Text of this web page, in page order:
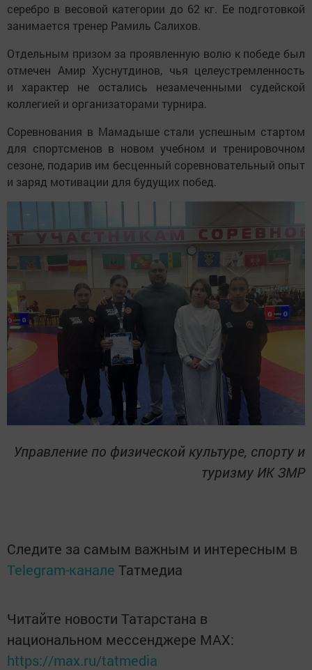
серебро в весовой категории до 62 кг. Ее подготовкой
занимается тренер Рамиль Салихов.
Отдельным призом за проявленную волю к победе был
отмечен Амир Хуснутдинов, чья целеустремленность
и характер не остались незамеченными судейской
коллегией и организаторами турнира.
Соревнования в Мамадыше стали успешным стартом
для спортсменов в новом учебном и тренировочном
сезоне, подарив им бесценный соревновательный опыт
и заряд мотивации для будущих побед.
Управление по физической культуре, спорту и
туризму ИК ЗМР
Следите за самым важным и интересным в
Telegram-канале Татмедиа
Читайте новости Татарстана в
национальном мессенджере MАХ:
https://max.ru/tatmedia